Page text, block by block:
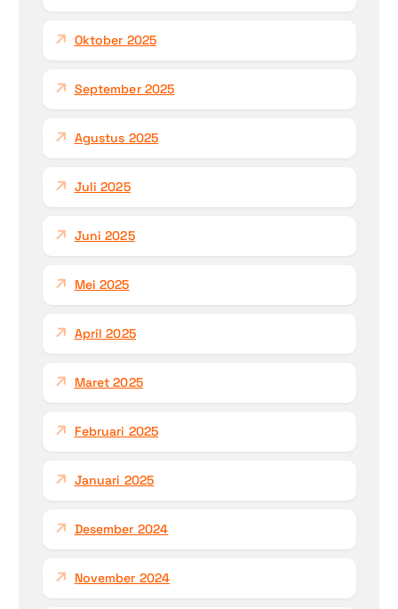
Oktober 2025
September 2025
Agustus 2025
Juli 2025
Juni 2025
Mei 2025
April 2025
Maret 2025
Februari 2025
Januari 2025
Desember 2024
November 2024